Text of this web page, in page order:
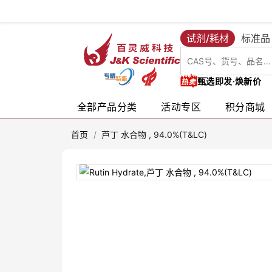
试剂/耗材 标准品
甄选即发·焕新价
全部产品分类 活动专区 积分商城
首页 / 芦丁 水合物 , 94.0%(T&LC)